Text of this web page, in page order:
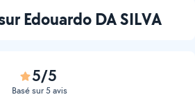
Edouardo DA SILVA
5/5
Basé sur 5 avis